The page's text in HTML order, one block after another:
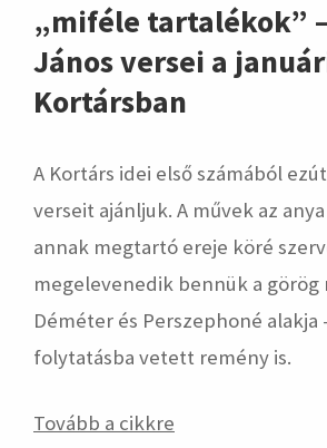
„miféle tartalékok”
János versei a
Kortársban
A Kortárs idei első számából
verseit ajánljuk. A művek az
annak megtartó ereje köré
megelevenedik bennük a görög
Déméter és Perszephoné alakja
folytatásba vetett remény is.
Tovább a cikkre